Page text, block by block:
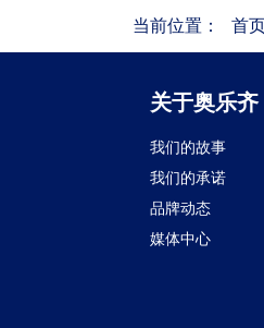
当前位置： 首页
关于奥乐齐
我们的故事
我们的承诺
品牌动态
媒体中心